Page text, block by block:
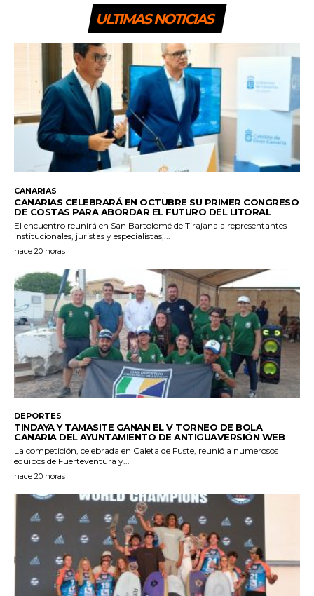
ULTIMAS NOTICIAS
CANARIAS
CANARIAS CELEBRARÁ EN OCTUBRE SU PRIMER CONGRESO
DE COSTAS PARA ABORDAR EL FUTURO DEL LITORAL
El encuentro reunirá en San Bartolomé de Tirajana a representantes
institucionales, juristas y especialistas,...
hace 20 horas
DEPORTES
TINDAYA Y TAMASITE GANAN EL V TORNEO DE BOLA
CANARIA DEL AYUNTAMIENTO DE ANTIGUAVERSIÓN WEB
La competición, celebrada en Caleta de Fuste, reunió a numerosos
equipos de Fuerteventura y...
hace 20 horas